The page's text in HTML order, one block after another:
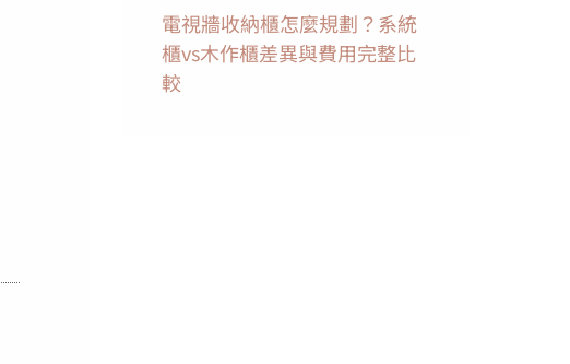
電視牆收納櫃怎麼規劃？系統
櫃vs木作櫃差異與費用完整比
較